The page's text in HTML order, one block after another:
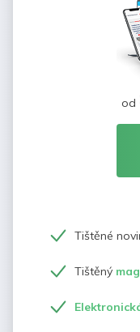
od
Tištěné
Tištěný